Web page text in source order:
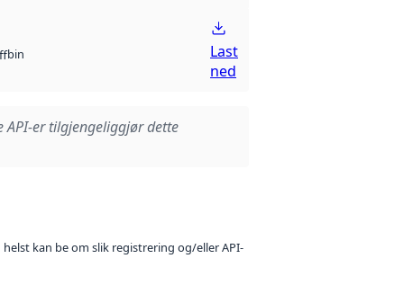
bin
Last
ned
API-er tilgjengeliggjør dette
kan be om slik registrering og/eller API-